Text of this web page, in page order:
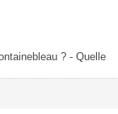
? - Quelle